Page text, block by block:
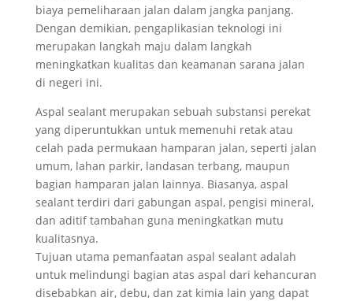
biaya pemeliharaan jalan dalam jangka panjang.
Dengan demikian, pengaplikasian teknologi ini
merupakan langkah maju dalam langkah
meningkatkan kualitas dan keamanan sarana jalan
di negeri ini.
Aspal sealant merupakan sebuah substansi perekat
yang diperuntukkan untuk memenuhi retak atau
celah pada permukaan hamparan jalan, seperti jalan
umum, lahan parkir, landasan terbang, maupun
bagian hamparan jalan lainnya. Biasanya, aspal
sealant terdiri dari gabungan aspal, pengisi mineral,
dan aditif tambahan guna meningkatkan mutu
kualitasnya.
Tujuan utama pemanfaatan aspal sealant adalah
untuk melindungi bagian atas aspal dari kehancuran
disebabkan air, debu, dan zat kimia lain yang dapat